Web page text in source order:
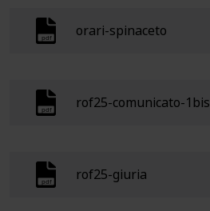
orari-spinaceto
rof25-comunicato-1bis
rof25-giuria